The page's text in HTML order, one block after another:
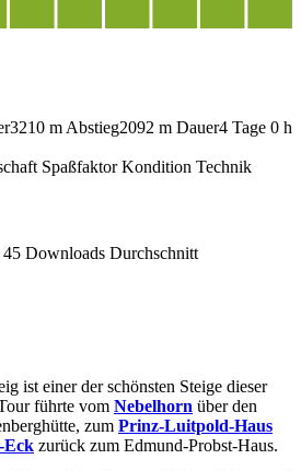
3210 m Abstieg2092 m Dauer4 Tage 0 h
Spaßfaktor Kondition Technik
45 Downloads Durchschnitt
ist einer der schönsten Steige dieser
führte vom Nebelhorn über den
zum Prinz-Luitpold-Haus
Eck zurück zum Edmund-Probst-Haus.